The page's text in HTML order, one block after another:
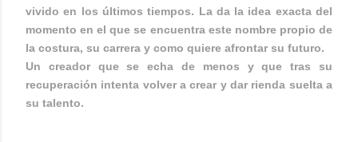
vivido en los últimos tiempos. La da la idea exacta del
momento en el que se encuentra este nombre propio de
la costura, su carrera y como quiere afrontar su futuro.
Un creador que se echa de menos y que tras su
recuperación intenta volver a crear y dar rienda suelta a
su talento.